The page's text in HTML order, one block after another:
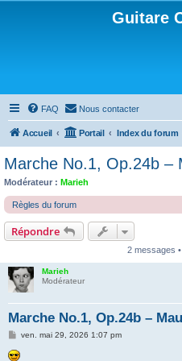
Guitare
FAQ Nous contacter
Accueil Portail Index du forum
Marche No.1, Op.24b –
Modérateur : Marieh
Règles du forum
Répondre
2 messages
Marieh
Modérateur
Marche No.1, Op.24b –
M
s
ven. mai 29, 2026 1:07 pm